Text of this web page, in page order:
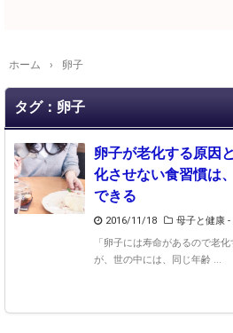
ホーム › 卵子
タグ：卵子
卵子が老化する原因
化させない食習慣は
できる
2016/11/18 母子と健康 -
「卵子には寿命があるので老
が、世の中には、同じ年齢 ...